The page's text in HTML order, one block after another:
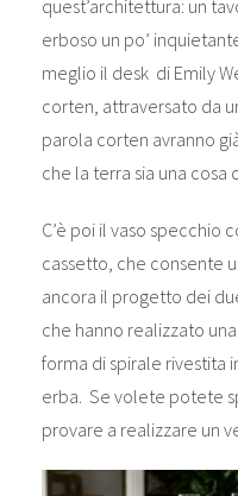
quest’architettura: un
erboso un po’
meglio il desk di Emily
corten, attraversato da
parola corten avranno
che la terra sia una cosa
C’è poi il vaso specchio
cassetto, che consente
ancora il progetto dei
che hanno realizzato
forma di spirale rivestita
erba. Se volete potete
provare a realizzare un